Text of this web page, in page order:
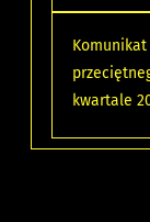
kwartale